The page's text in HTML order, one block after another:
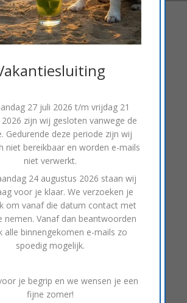
informatie over parkeersensoren op
informatie over parkeersensoren
informatie over
op deze pagina.
27 juli 2026 t/m vrijdag 21
zijn wij gesloten vanwege de
Gedurende deze periode zijn wij
niet bereikbaar en worden e-mails
niet verwerkt.
24 augustus 2026 staan wij
voor je klaar. We verzoeken je
om vanaf die datum contact met
nemen. Vanaf dan beantwoorden
alle binnengekomen e-mails zo
spoedig mogelijk.
je begrip en we wensen je een
fijne zomer!